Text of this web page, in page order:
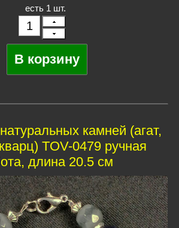
есть 1 шт.
камней (агат,
TOV-0479 ручная
длина 20.5 см